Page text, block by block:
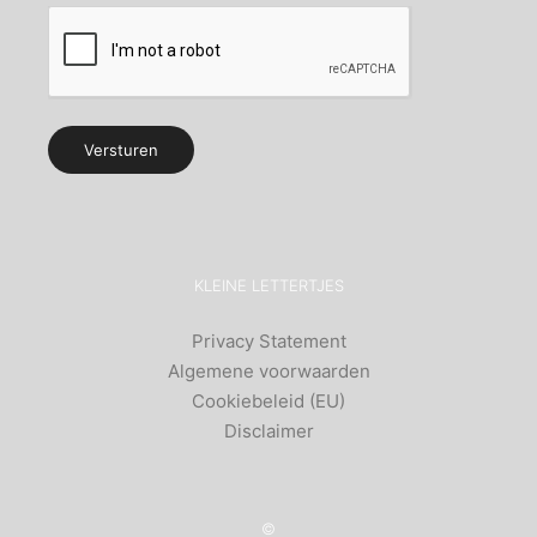
KLEINE LETTERTJES
Privacy Statement
Algemene voorwaarden
Cookiebeleid (EU)
Disclaimer
©